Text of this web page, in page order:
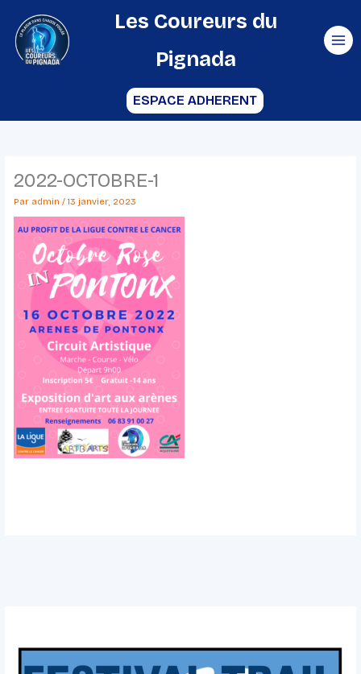
contenu
Les Coureurs du
Pignada
ESPACE ADHERENT
2022-OCTOBRE-1
Par admin / 13 janvier, 2023